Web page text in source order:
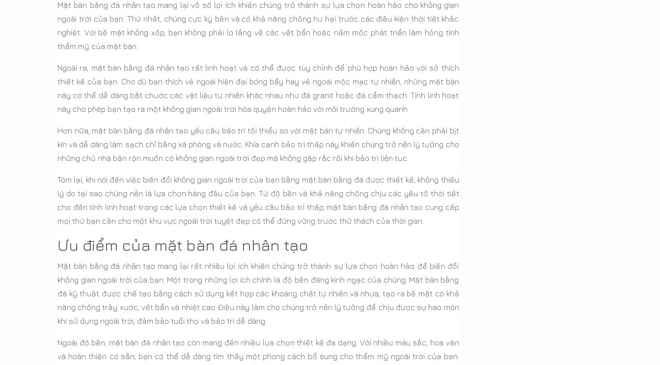
Mặt bàn bằng đá nhân tạo mang lại vô số lợi ích khiến chúng trở thành sự lựa chọn hoàn hảo cho không gian
ngoài trời của bạn. Thứ nhất, chúng cực kỳ bền và có khả năng chống hư hại trước các điều kiện thời tiết khắc
nghiệt. Với bề mặt không xốp, bạn không phải lo lắng về các vết bẩn hoặc nấm mốc phát triển làm hỏng tính
thẩm mỹ của mặt bàn.
Ngoài ra, mặt bàn bằng đá nhân tạo rất linh hoạt và có thể được tùy chỉnh để phù hợp hoàn hảo với sở thích
thiết kế của bạn. Cho dù bạn thích vẻ ngoài hiện đại bóng bẩy hay vẻ ngoài mộc mạc tự nhiên, những mặt bàn
này có thể dễ dàng bắt chước các vật liệu tự nhiên khác nhau như đá granit hoặc đá cẩm thạch. Tính linh hoạt
này cho phép bạn tạo ra một không gian ngoài trời hòa quyện hoàn hảo với môi trường xung quanh.
Hơn nữa, mặt bàn bằng đá nhân tạo yêu cầu bảo trì tối thiểu so với mặt bàn tự nhiên. Chúng không cần phải bịt
kín và dễ dàng làm sạch chỉ bằng xà phòng và nước. Khía cạnh bảo trì thấp này khiến chúng trở nên lý tưởng cho
những chủ nhà bận rộn muốn có không gian ngoài trời đẹp mà không gặp rắc rối khi bảo trì liên tục.
Tóm lại, khi nói đến việc biến đổi không gian ngoài trời của bạn bằng mặt bàn bằng đá được thiết kế, không thiếu
lý do tại sao chúng nên là lựa chọn hàng đầu của bạn. Từ độ bền và khả năng chống chịu các yếu tố thời tiết
cho đến tính linh hoạt trong các lựa chọn thiết kế và yêu cầu bảo trì thấp, mặt bàn bằng đá nhân tạo cung cấp
mọi thứ bạn cần cho một khu vực ngoài trời tuyệt đẹp có thể đứng vững trước thử thách của thời gian.
Ưu điểm của mặt bàn đá nhân tạo
Mặt bàn bằng đá nhân tạo mang lại rất nhiều lợi ích khiến chúng trở thành sự lựa chọn hoàn hảo để biến đổi
không gian ngoài trời của bạn. Một trong những lợi ích chính là độ bền đáng kinh ngạc của chúng. Mặt bàn bằng
đá kỹ thuật được chế tạo bằng cách sử dụng kết hợp các khoáng chất tự nhiên và nhựa, tạo ra bề mặt có khả
năng chống trầy xước, vết bẩn và nhiệt cao. Điều này làm cho chúng trở nên lý tưởng để chịu được sự hao mòn
khi sử dụng ngoài trời, đảm bảo tuổi thọ và bảo trì dễ dàng.
Ngoài độ bền, mặt bàn đá nhân tạo còn mang đến nhiều lựa chọn thiết kế đa dạng. Với nhiều màu sắc, hoa văn
và hoàn thiện có sẵn, bạn có thể dễ dàng tìm thấy một phong cách bổ sung cho thẩm mỹ ngoài trời của bạn.